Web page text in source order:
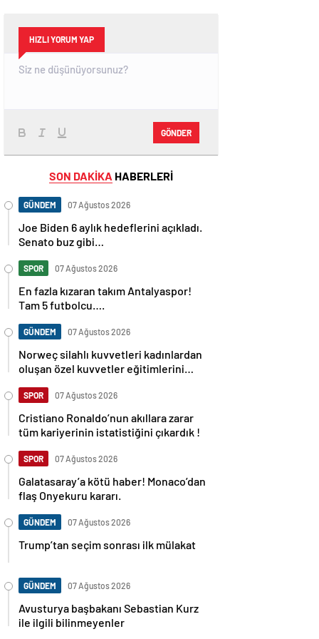
HIZLI YORUM YAP
GÖNDER
SON DAKİKA HABERLERİ
GÜNDEM 07 Ağustos 2026
Joe Biden 6 aylık hedeflerini açıkladı.
Senato buz gibi…
SPOR 07 Ağustos 2026
En fazla kızaran takım Antalyaspor!
Tam 5 futbolcu….
GÜNDEM 07 Ağustos 2026
Norweç silahlı kuvvetleri kadınlardan
oluşan özel kuvvetler eğitimlerini
SPOR 07 Ağustos 2026
Cristiano Ronaldo’nun akıllara zarar
tüm kariyerinin istatistiğini çıkardık !
SPOR 07 Ağustos 2026
Galatasaray’a kötü haber! Monaco’dan
flaş Onyekuru kararı.
GÜNDEM 07 Ağustos 2026
Trump’tan seçim sonrası ilk mülakat
GÜNDEM 07 Ağustos 2026
Avusturya başbakanı Sebastian Kurz
ile ilgili bilinmeyenler